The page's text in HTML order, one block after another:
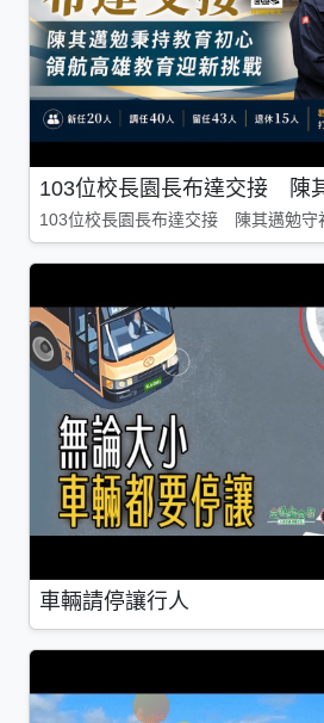
103位校長園長布達交接 陳
103位校長園長布達交接 陳其邁勉守
車輛請停讓行人